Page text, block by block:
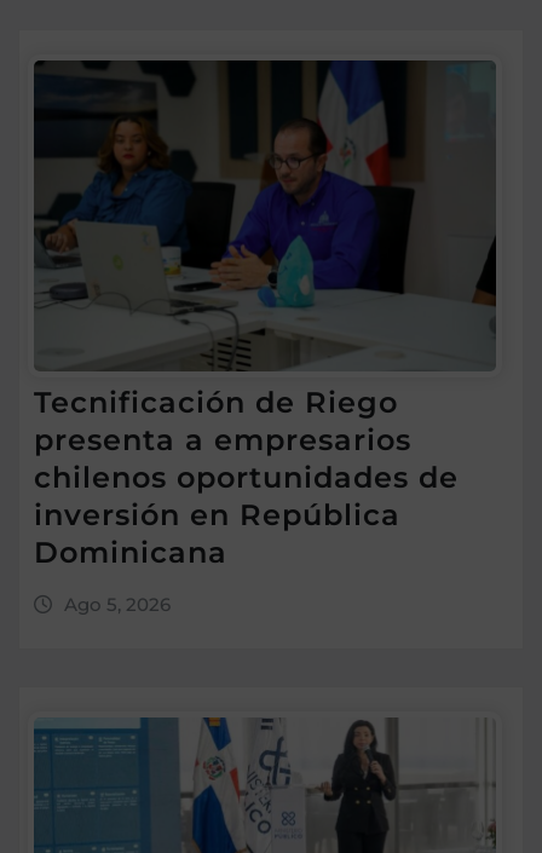
Tecnificación de Riego
presenta a empresarios
chilenos oportunidades de
inversión en República
Dominicana
Ago 5, 2026